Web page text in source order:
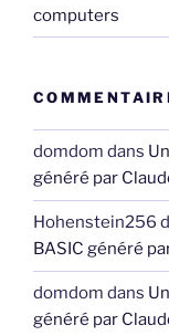
computers
domdom dans
généré par
Hohenstein256
BASIC généré
domdom dans
généré par